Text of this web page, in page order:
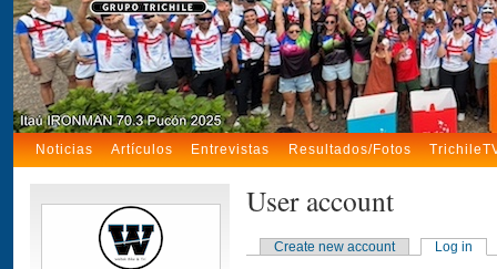
Noticias Artículos Entrevistas Resultados/Fotos
User account
Create new account Log in